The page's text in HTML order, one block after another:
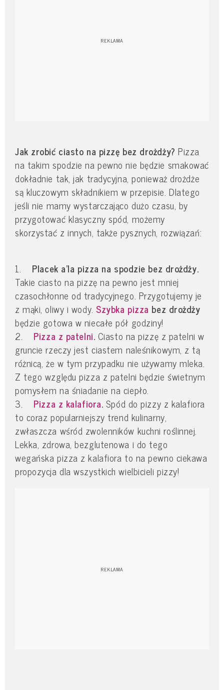
Jak zrobić ciasto na pizzę bez drożdży?Pizza
na takim spodzie na pewno nie będzie smakować
dokładnie tak, jak tradycyjna, ponieważ drożdże
są kluczowym składnikiem w przepisie. Dlatego
jeśli nie mamy wystarczająco dużo czasu, by
przygotować klasyczny spód, możemy
skorzystać z innych, także pysznych, rozwiązań:
1. Placek a'la pizza na spodzie bez drożdży.
Takie ciasto na pizzę na pewno jest mniej
czasochłonne od tradycyjnego. Przygotujemy je
z mąki, oliwy i wody.Szybka pizza bez drożdży
będzie gotowa w niecałe pół godziny!
2.
Pizza z patelni. Ciasto na pizzę z patelni w
gruncie rzeczy jest ciastem naleśnikowym, z tą
różnicą, że w tym przypadku nie używamy mleka.
Z tego względu pizza z patelni będzie świetnym
pomysłem na śniadanie na ciepło.
3. Pizza z kalafiora. Spód do pizzy z kalafiora
to coraz popularniejszy trend kulinarny,
zwłaszcza wśród zwolenników kuchni roślinnej.
Lekka, zdrowa, bezglutenowa i do tego
wegańska pizza z kalafiora to na pewno ciekawa
propozycja dla wszystkich wielbicieli pizzy!